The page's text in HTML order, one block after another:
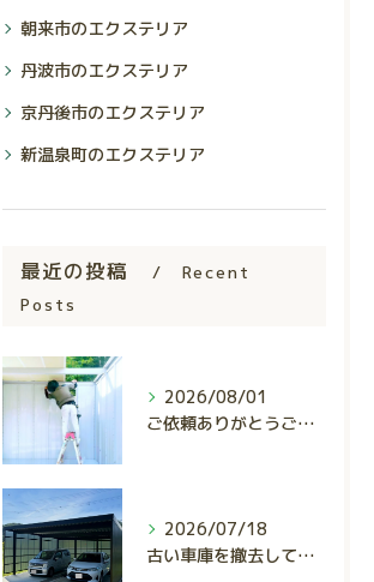
朝来市のエクステリア
丹波市のエクステリア
京丹後市のエクステリア
新温泉町のエクステリア
最近の投稿
Recent
Posts
2026/08/01
ご依頼ありがとうございました。
2026/07/18
古い車庫を撤去して、使いやすくスタイリッシュな駐車スペースへ...